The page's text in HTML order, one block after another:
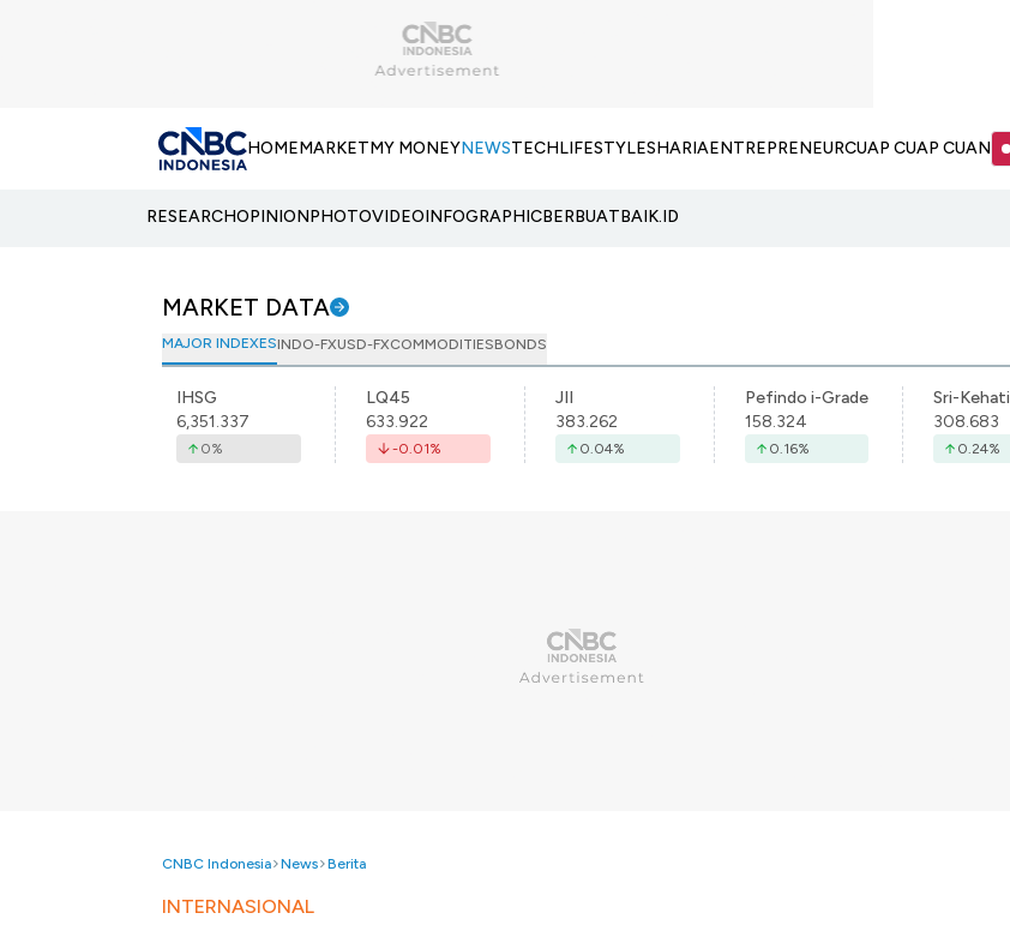
HOMEMARKETMY MONEYNEWSTECHLIFESTYLESHARIAENTREPRENEURCUAP CUAP CUAN
RESEARCHOPINIONPHOTOVIDEOINFOGRAPHICBERBUATBAIK.ID
MARKET DATA
MAJOR INDEXESINDO-FXUSD-FXCOMMODITIESBONDS
IHSG
6,351.337
0%
LQ45
633.922
-0.01%
JII
383.262
0.04%
Pefindo i-Grade
158.324
0.16%
Sri-Kehati
308.683
0.24%
CNBC Indonesia News Berita
INTERNASIONAL